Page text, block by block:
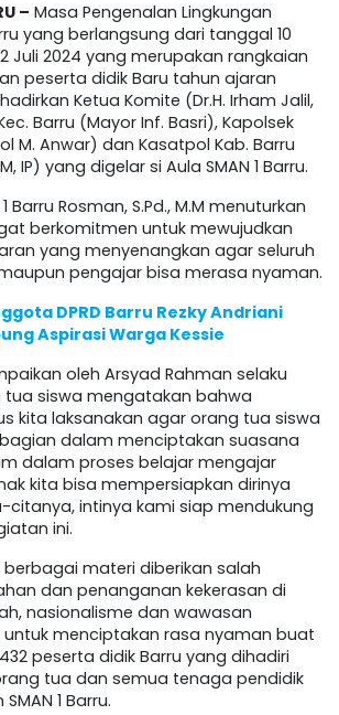
– Masa Pengenalan Lingkungan
yang berlangsung dari tanggal 10
Juli 2024 yang merupakan rangkaian
peserta didik Baru tahun ajaran
Ketua Komite (Dr.H. Irham Jalil,
Barru (Mayor Inf. Basri), Kapolsek
M. Anwar) dan Kasatpol Kab. Barru
IP) yang digelar si Aula SMAN 1 Barru.
Barru Rosman, S.Pd., M.M menuturkan
berkomitmen untuk mewujudkan
yang menyenangkan agar seluruh
pengajar bisa merasa nyaman.
DPRD Barru Rezky Andriani
Aspirasi Warga Kessie
oleh Arsyad Rahman selaku
tua siswa mengatakan bahwa
kita laksanakan agar orang tua siswa
dalam menciptakan suasana
dalam proses belajar mengajar
kita bisa mempersiapkan dirinya
citanya, intinya kami siap mendukung
ini.
materi diberikan salah
dan penanganan kekerasan di
nasionalisme dan wawasan
menciptakan rasa nyaman buat
peserta didik Barru yang dihadiri
tua dan semua tenaga pendidik
1 Barru.